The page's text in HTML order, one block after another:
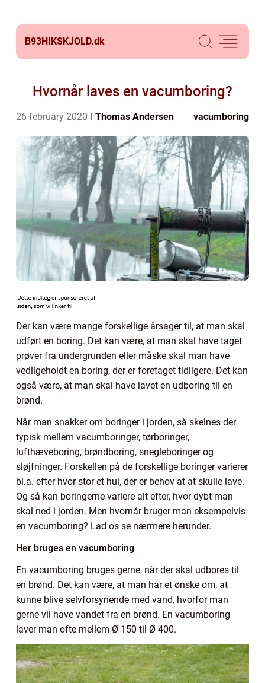
B93HIKSKJOLD.dk
Hvornår laves en vacumboring?
26 february 2020 Thomas Andersen vacumboring
Der kan være mange forskellige årsager til, at man skal
udført en boring. Det kan være, at man skal have taget
prøver fra undergrunden eller måske skal man have
vedligeholdt en boring, der er foretaget tidligere. Det kan
også være, at man skal have lavet en udboring til en
brønd.
Når man snakker om boringer i jorden, så skelnes der
typisk mellem vacumboringer, tørboringer,
lufthæveboring, brøndboring, snegleboringer og
sløjfninger. Forskellen på de forskellige boringer varierer
bl.a. efter hvor stor et hul, der er behov at at skulle lave.
Og så kan boringerne variere alt efter, hvor dybt man
skal ned i jorden. Men hvornår bruger man eksempelvis
en vacumboring? Lad os se nærmere herunder.
Her bruges en vacumboring
En vacumboring bruges gerne, når der skal udbores til
en brønd. Det kan være, at man har et ønske om, at
kunne blive selvforsynende med vand, hvorfor man
gerne vil have vandet fra en brønd. En vacumboring
laver man ofte mellem Ø 150 til Ø 400.